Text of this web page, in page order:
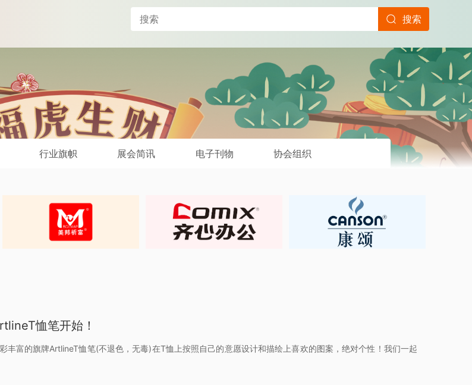
搜索
行业旗帜 展会简讯 电子刊物 协会组织
恤笔开始！
丰富的旗牌ArtlineT恤笔(不退色，无毒)在T恤上按照自己的意愿设计和描绘上喜欢的图案，绝对个性！我们一起